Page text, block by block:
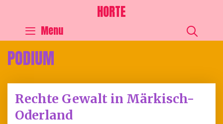
HORTE
Menu
PODIUM
Rechte Gewalt in Märkisch-
Oderland